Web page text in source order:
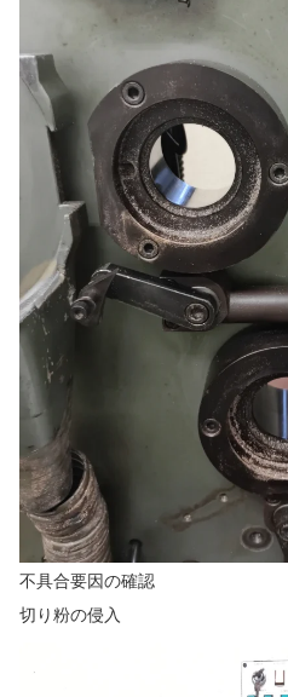
不具合要因の確認
切り粉の侵入